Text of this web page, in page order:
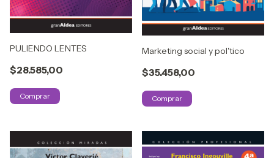
PULIENDO LENTES
$28.585,00
Marketing social y pol'tico
$35.458,00